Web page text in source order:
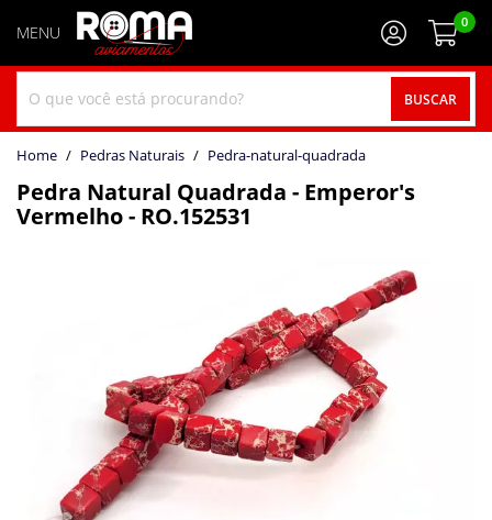
BUSCAR
0
home Pedras Naturais pedra-natural-quadrada
Pedra Natural Quadrada - Emperor's
Vermelho - RO.152531